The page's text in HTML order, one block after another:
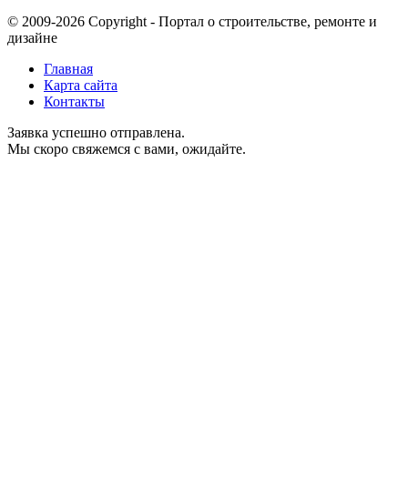
© 2009-2026 Copyright - Портал о строительстве, ремонте и
дизайне
Главная
Карта сайта
Контакты
Заявка успешно отправлена.
Мы скоро свяжемся с вами, ожидайте.